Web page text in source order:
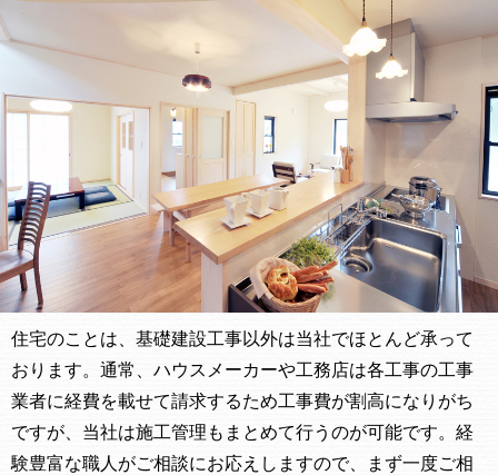
住宅のことは、基礎建設工事以外は当社でほとんど承って
おります。通常、ハウスメーカーや工務店は各工事の工事
業者に経費を載せて請求するため工事費が割高になりがち
ですが、当社は施工管理もまとめて行うのが可能です。経
験豊富な職人がご相談にお応えしますので、まず一度ご相